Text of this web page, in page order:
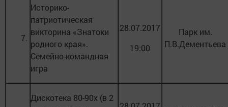
7.
Историко-
патриотическая
викторина «Знатоки
родного края».
Семейно-командная
игра
28.07.2017
19:00
Парк им.
П.В.Дементьева
Дискотека 80-90х (в 2